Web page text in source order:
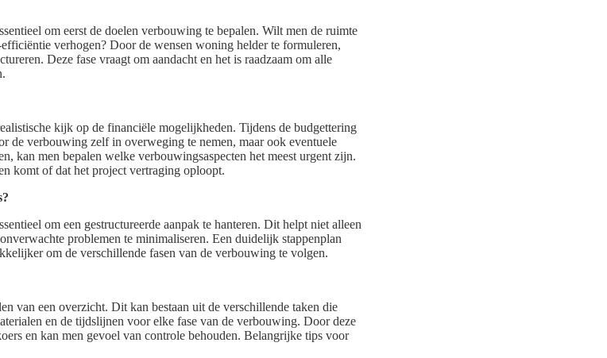
om eerst de doelen verbouwing te bepalen. Wilt men de ruimte
verhogen? Door de wensen woning helder te formuleren,
Deze fase vraagt om aandacht en het is raadzaam om alle
kijk op de financiële mogelijkheden. Tijdens de budgettering
de verbouwing zelf in overweging te nemen, maar ook eventuele
kan men bepalen welke verbouwingsaspecten het meest urgent zijn.
komt of dat het project vertraging oploopt.
om een gestructureerde aanpak te hanteren. Dit helpt niet alleen
problemen te minimaliseren. Een duidelijk stappenplan
om de verschillende fasen van de verbouwing te volgen.
van een overzicht. Dit kan bestaan uit de verschillende taken die
en de tijdslijnen voor elke fase van de verbouwing. Door deze
en kan men gevoel van controle behouden. Belangrijke tips voor